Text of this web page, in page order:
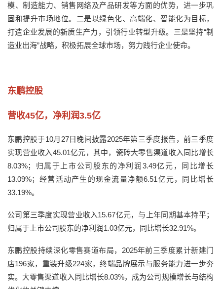
模、制造能力、销售网络及产品研发等方面的优势，进一步巩
固和提升市场地位。二是以绿色化、高端化、智能化为目标，
打造企业发展的新质生产力，引领行业转型升级。三是坚持“制
造业出海”战略，积极拓展全球市场，努力践行企业使命。
东鹏控股
营收45亿，净利润3.5亿
东鹏控股于10月27日晚间披露2025年第三季度报告，前三季度
实现营业收入45.01亿元，其中，瓷砖大零售渠道收入同比增长
8.03%；归属于上市公司股东的净利润3.49亿元，同比增长
13.09%；经营活动产生的现金流量净额6.51亿元，同比增长
33.19%。
公司第三季度实现营业收入15.67亿元，与上年同期基本持平；
归属于上市公司股东的净利润1.03亿元，同比增长32.91%。
东鹏控股持续深化零售赛道布局，2025年前三季度累计新建门
店196家，重装升级224家，终端品牌展示与服务能力进一步夯
实。大零售渠道收入同比增长8.03%，成为公司规模增长与结构